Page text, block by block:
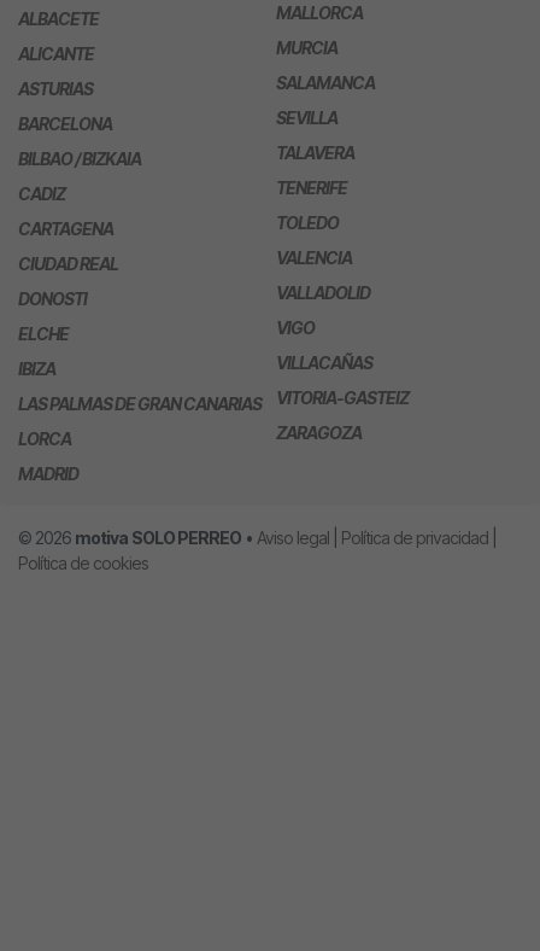
ALBACETE
ALICANTE
ASTURIAS
BARCELONA
BILBAO / BIZKAIA
CADIZ
CARTAGENA
CIUDAD REAL
DONOSTI
ELCHE
IBIZA
LAS PALMAS DE GRAN CANARIAS
LORCA
MADRID
MALLORCA
MURCIA
SALAMANCA
SEVILLA
TALAVERA
TENERIFE
TOLEDO
VALENCIA
VALLADOLID
VIGO
VILLACAÑAS
VITORIA-GASTEIZ
ZARAGOZA
© 2026 motiva SOLO PERREO • Aviso legal Política de privacidad
Política de cookies